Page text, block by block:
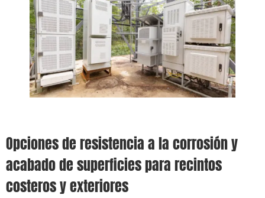
Opciones de resistencia a la corrosión y
acabado de superficies para recintos
costeros y exteriores